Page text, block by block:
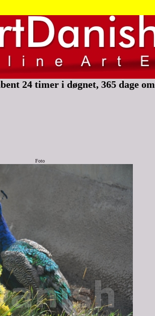
24 timer i døgnet, 365 dage
Foto